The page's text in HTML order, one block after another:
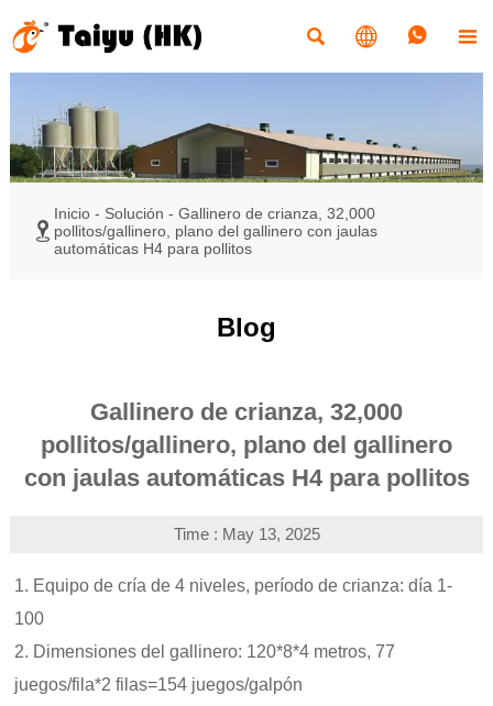
   

Inicio- Solución - Gallinero de crianza, 32,000
pollitos/gallinero, plano del gallinero con jaulas
automáticas H4 para pollitos
Blog
Gallinero de crianza, 32,000
pollitos/gallinero, plano del gallinero
con jaulas automáticas H4 para pollitos
Time : May 13, 2025
1. Equipo de cría de 4 niveles, período de crianza: día 1-
100
2. Dimensiones del gallinero: 120*8*4 metros, 77
juegos/fila*2 filas=154 juegos/galpón